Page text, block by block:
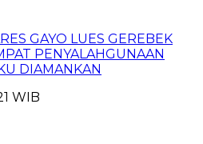
GAYO LUES GEREBEK
PENYALAHGUNAAN
DIAMANKAN
WIB